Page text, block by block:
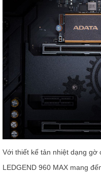
Với thiết kế tản nhiệt dạng gờ
LEDGEND 960 MAX mang